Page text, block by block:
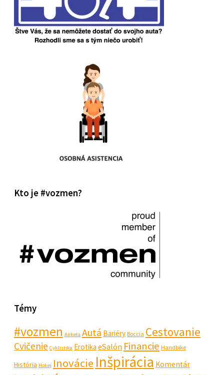
Kto je #vozmen?
Témy
#vozmen Anketa Autá Bariéry Boccia Cestovanie
Cvičenie Cyklistika Erotika eSalón Financie Handbike
História Hokej Inovácie Inšpirácia Komentár